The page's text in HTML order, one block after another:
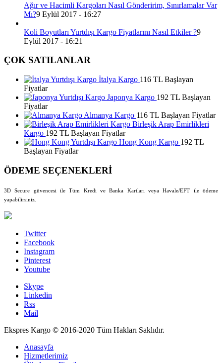
Ağır ve Hacimli Kargoları Nasıl Gönderirim, Sınırlamalar Var
Mı?9 Eylül 2017 - 16:27
Koli Boyutları Yurtdışı Kargo Fiyatlarını Nasıl Etkiler ?9
Eylül 2017 - 16:21
ÇOK SATILANLAR
İtalya Kargo 116 TL Başlayan
Fiyatlar
Japonya Kargo 192 TL Başlayan
Fiyatlar
Almanya Kargo 116 TL Başlayan Fiyatlar
Birleşik Arap Emirlikleri
Kargo 192 TL Başlayan Fiyatlar
Hong Kong Kargo 192 TL
Başlayan Fiyatlar
ÖDEME SEÇENEKLERİ
3D Secure güvencesi ile Tüm Kredi ve Banka Kartları veya Havale/EFT ile ödeme
yapabilirsiniz.
Twitter
Facebook
Instagram
Pinterest
Youtube
Skype
Linkedin
Rss
Mail
Ekspres Kargo © 2016-2020 Tüm Hakları Saklıdır.
Anasayfa
Hizmetlerimiz